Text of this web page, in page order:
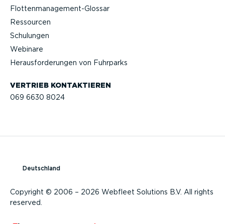
VERTRIEB KONTAK­TIEREN
069 6630 8024
Flotten­management-Glossar
Ressourcen
Schulungen
Webinare
Heraus­for­de­rungen von Fuhrparks
Copyright © 2006 – 2026 Webfleet Solutions B.V. All rights
reserved.
Deutschland